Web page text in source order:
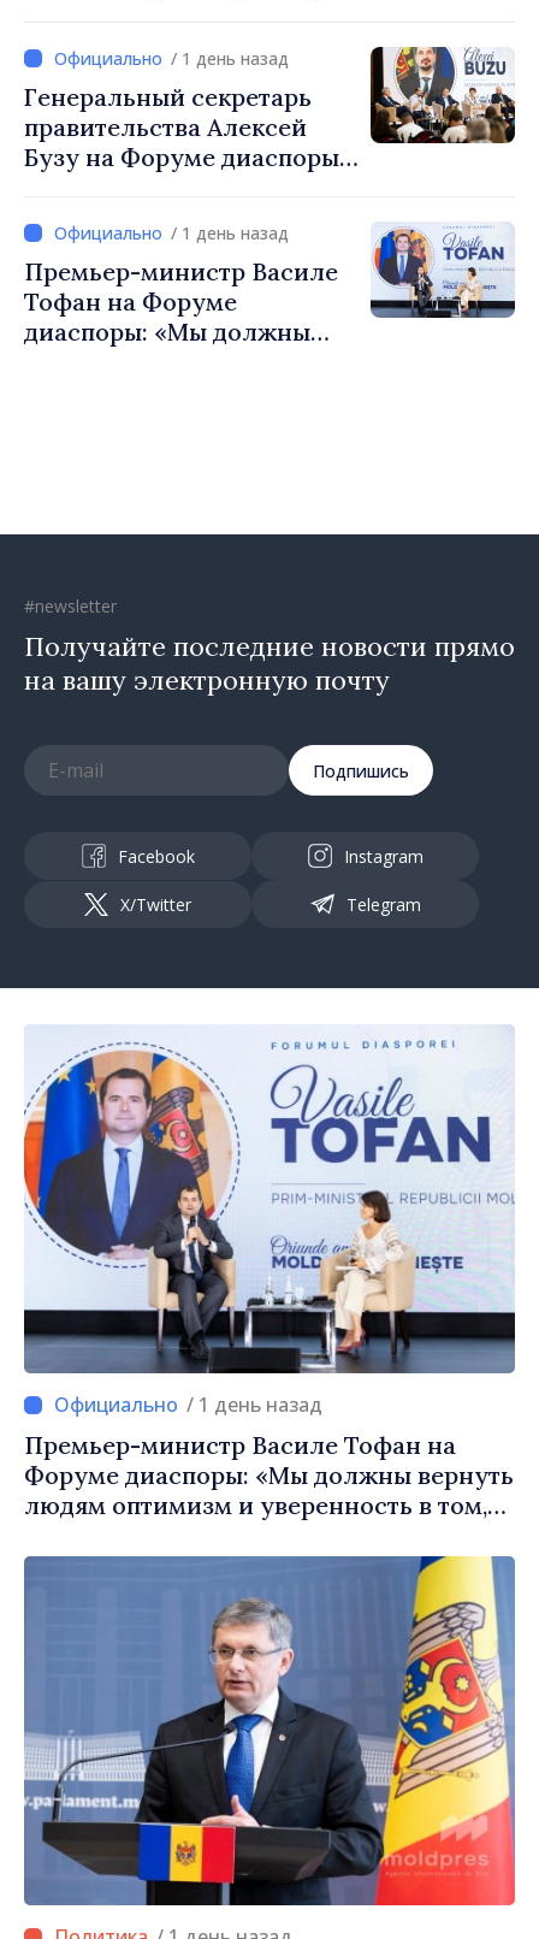
Вевер обсудили
европейский путь
Республики Молдова
/ 1 день назад
Генеральный секретарь
правительства Алексей
Бузу на Форуме диаспоры:
чтобы строить более
сильные сообщества»
/ 1 день назад
Премьер-министр Василе
Тофан на Форуме
диаспоры: «Мы должны
#newsletter
Получайте последние новости прямо
на вашу электронную почту
Подпишись
Facebook Instagram
X/Twitter Telegram
/ 1 день назад
Премьер-министр Василе Тофан на
Форуме диаспоры: «Мы должны вернуть
людям оптимизм и уверенность в том,
правильном направлении»